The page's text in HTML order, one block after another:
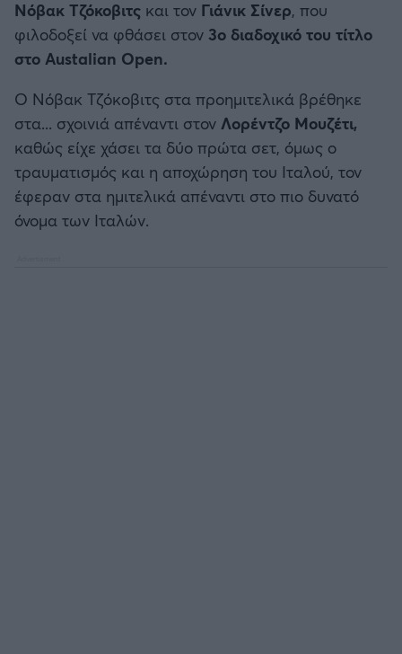
Νόβακ Τζόκοβιτς και τον Γιάνικ Σίνερ, που
φιλοδοξεί να φθάσει στον 3ο διαδοχικό του τίτλο
στο Austalian Open.
Ο Νόβακ Τζόκοβιτς στα προημιτελικά βρέθηκε
στα... σχοινιά απέναντι στον Λορέντζο Μουζέτι,
καθώς είχε χάσει τα δύο πρώτα σετ, όμως ο
τραυματισμός και η αποχώρηση του Ιταλού, τον
έφεραν στα ημιτελικά απέναντι στο πιο δυνατό
όνομα των Ιταλών.